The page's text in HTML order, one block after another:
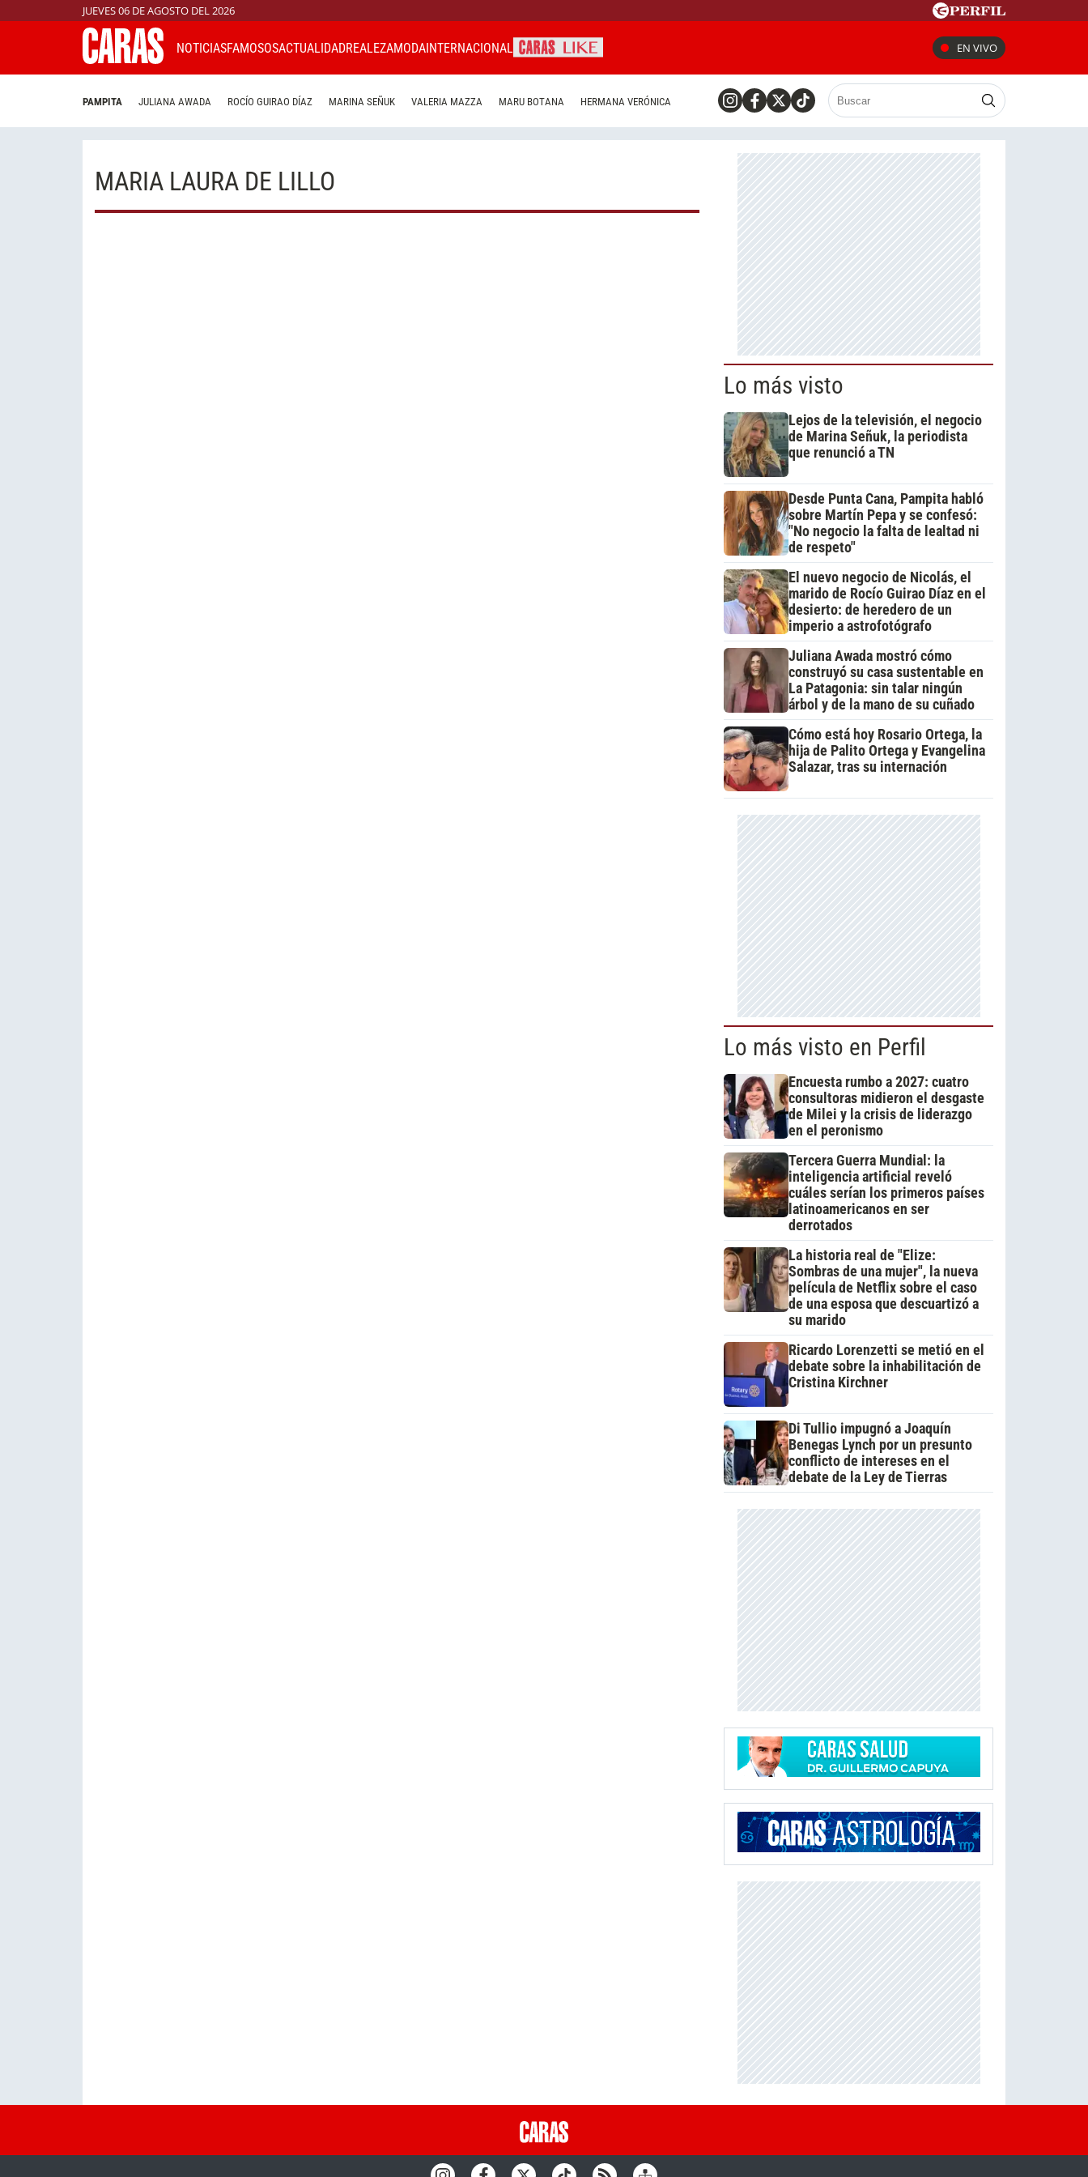
JUEVES 06 DE AGOSTO DEL 2026
NOTICIASFAMOSOSACTUALIDADREALEZAMODAINTERNACIONAL EN VIVO
PAMPITA JULIANA AWADA ROCÍO GUIRAO DÍAZ MARINA SEÑUK VALERIA MAZZA MARU BOTANA HERMANA VERÓNICA
MARIA LAURA DE LILLO
Lo más visto
Lejos de la televisión, el negocio
de Marina Señuk, la periodista
que renunció a TN
Desde Punta Cana, Pampita habló
sobre Martín Pepa y se confesó:
"No negocio la falta de lealtad ni
de respeto"
El nuevo negocio de Nicolás, el
marido de Rocío Guirao Díaz en el
desierto: de heredero de un
imperio a astrofotógrafo
Juliana Awada mostró cómo
construyó su casa sustentable en
La Patagonia: sin talar ningún
árbol y de la mano de su cuñado
Cómo está hoy Rosario Ortega, la
hija de Palito Ortega y Evangelina
Salazar, tras su internación
Lo más visto en Perfil
Encuesta rumbo a 2027: cuatro
consultoras midieron el desgaste
de Milei y la crisis de liderazgo
en el peronismo
Tercera Guerra Mundial: la
inteligencia artificial reveló
cuáles serían los primeros países
latinoamericanos en ser
derrotados
La historia real de "Elize:
Sombras de una mujer", la nueva
película de Netflix sobre el caso
de una esposa que descuartizó a
su marido
Ricardo Lorenzetti se metió en el
debate sobre la inhabilitación de
Cristina Kirchner
Di Tullio impugnó a Joaquín
Benegas Lynch por un presunto
conflicto de intereses en el
debate de la Ley de Tierras